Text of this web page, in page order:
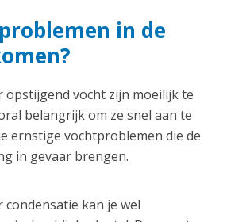
in de
vocht zijn moeilijk te
belangrijk om ze snel aan te
ernstige vochtproblemen die de
in gevaar brengen.
kan je wel